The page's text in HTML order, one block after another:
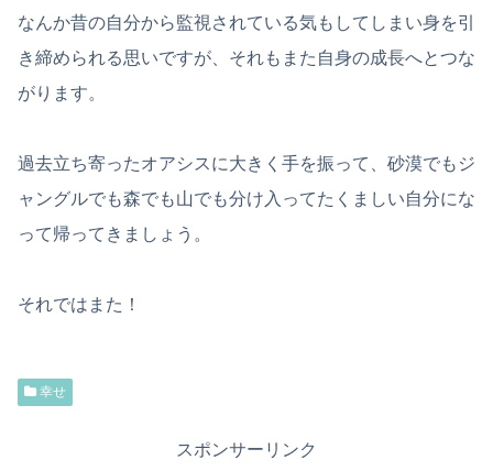
なんか昔の自分から監視されている気もしてしまい身を引
き締められる思いですが、それもまた自身の成長へとつな
がります。
過去立ち寄ったオアシスに大きく手を振って、砂漠でもジ
ャングルでも森でも山でも分け入ってたくましい自分にな
って帰ってきましょう。
それではまた！
幸せ
スポンサーリンク